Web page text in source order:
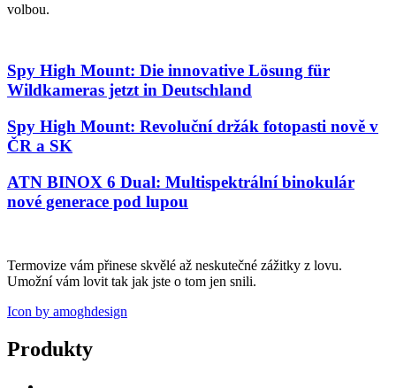
volbou.
Spy High Mount: Die innovative Lösung für
Wildkameras jetzt in Deutschland
Spy High Mount: Revoluční držák fotopasti nově v
ČR a SK
ATN BINOX 6 Dual: Multispektrální binokulár
nové generace pod lupou
Termovize vám přinese skvělé až neskutečné zážitky z lovu.
Umožní vám lovit tak jak jste o tom jen snili.
Icon by amoghdesign
Produkty